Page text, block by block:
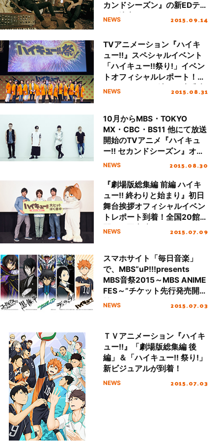
カンドシーズン』の新EDテー
マに決定！
NEWS 2015.09.14
TVアニメーション『ハイキ
ュー!!』スペシャルイベント
「ハイキュー!!祭り!」イベン
トオフィシャルレポート！新
キャラクターを演じる木兎光
ーマを担当するSPYAIRがシ
ークレットゲストで登場！
NEWS 2015.08.31
10月からMBS・TOKYO
MX・CBC・BS11 他にて放送
開始のTVアニメ『ハイキュ
ー!! セカンドシーズン』オー
プニングテーマをSPYAIRが
NEWS 2015.08.30
『劇場版総集編 前編 ハイキ
ュー!! 終わりと始まり』初日
舞台挨拶オフィシャルイベン
トレポート到着！全国20館公
開で、国内映画ランキング9
NEWS 2015.07.09
スマホサイト「毎日音楽」
で、MBS“uP!!!presents
MBS音祭2015～MBS ANIME
FES～”チケット先行発売開
始！
NEWS 2015.07.03
ＴＶアニメーション『ハイキ
ュー!!』「劇場版総集編 後
編」＆「ハイキュー!! 祭り!」
新ビジュアルが到着！
NEWS 2015.07.03